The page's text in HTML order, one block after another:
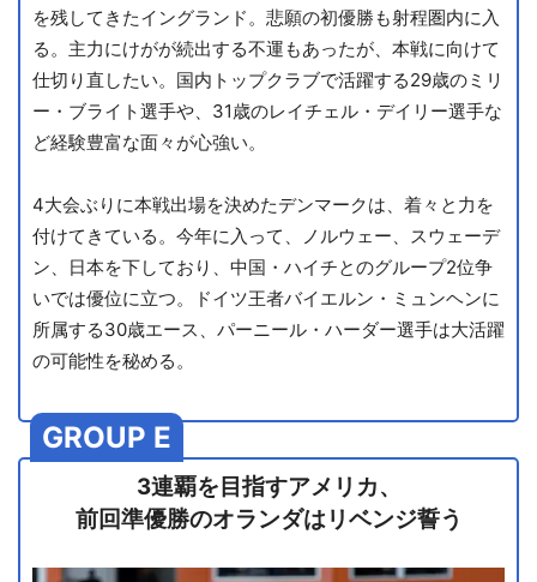
を残してきたイングランド。悲願の初優勝も射程圏内に入
る。主力にけがが続出する不運もあったが、本戦に向けて
仕切り直したい。国内トップクラブで活躍する29歳のミリ
ー・ブライト選手や、31歳のレイチェル・デイリー選手な
ど経験豊富な面々が心強い。
4大会ぶりに本戦出場を決めたデンマークは、着々と力を
付けてきている。今年に入って、ノルウェー、スウェーデ
ン、日本を下しており、中国・ハイチとのグループ2位争
いでは優位に立つ。ドイツ王者バイエルン・ミュンヘンに
所属する30歳エース、パーニール・ハーダー選手は大活躍
の可能性を秘める。
GROUP E
3連覇を目指すアメリカ、
前回準優勝のオランダはリベンジ誓う